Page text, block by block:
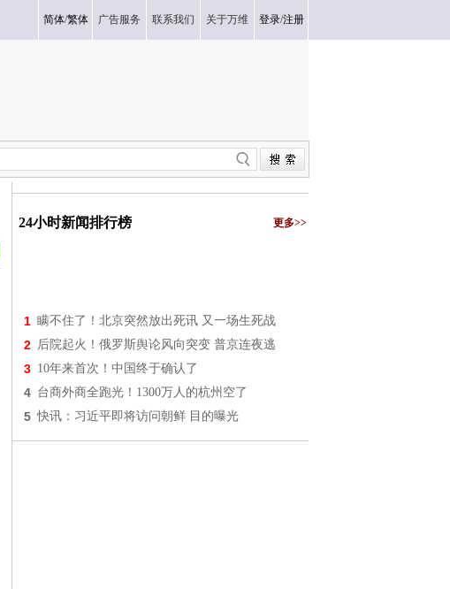
简体/繁体 广告服务 联系我们 关于万维 登录/注册
24小时新闻排行榜 更多>>
1 瞒不住了！北京突然放出死讯 又一场生死战
2 后院起火！俄罗斯舆论风向突变 普京连夜逃
3 10年来首次！中国终于确认了
4 台商外商全跑光！1300万人的杭州空了
5 快讯：习近平即将访问朝鲜 目的曝光